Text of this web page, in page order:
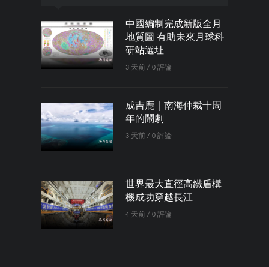
中國編制完成新版全月
地質圖 有助未來月球科
研站選址
3 天前 / 0 評論
成吉鹿｜南海仲裁十周
年的鬧劇
3 天前 / 0 評論
世界最大直徑高鐵盾構
機成功穿越長江
4 天前 / 0 評論